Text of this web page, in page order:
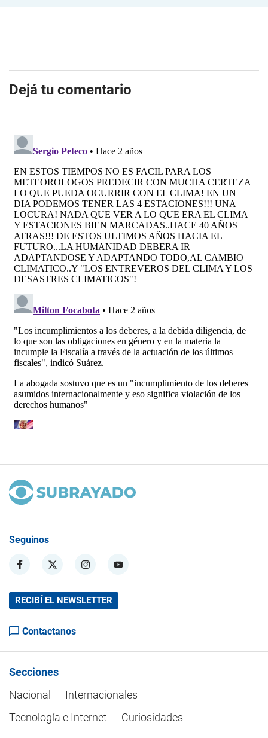
Dejá tu comentario
Seguinos
RECIBÍ EL NEWSLETTER
Contactanos
Secciones
Nacional
Internacionales
Tecnología e Internet
Curiosidades